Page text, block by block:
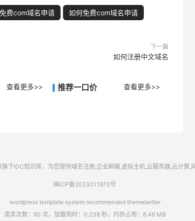
免费com域名申请 如何免费com域名申请
下一篇
如何注册中文域名
查看更多>> 推荐一口价 查看更多>>
旗下IDC知识库，为您提供域名注册,企业邮箱,虚拟主机,云服务器,云计算,
闽ICP备2023011970号
wordpress template system recommended themebetter
请求次数：60 次，加载用时：0.238 秒，内存占用：8.48 MB